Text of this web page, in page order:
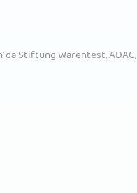
da Stiftung Warentest, ADAC,